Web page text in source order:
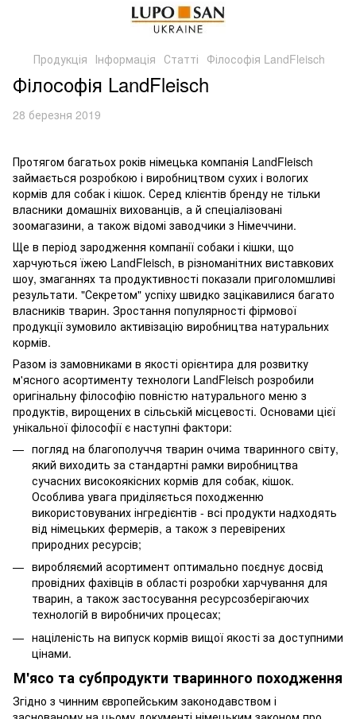
Продукція Інформація Статті Філософія LandFleisch
Філософія LandFleisch
28 березня 2019
Протягом багатьох років німецька компанія LandFleisch
займається розробкою і виробництвом сухих і вологих
кормів для собак і кішок. Серед клієнтів бренду не тільки
власники домашніх вихованців, а й спеціалізовані
зоомагазини, а також відомі заводчики з Німеччини.
Ще в період зародження компанії собаки і кішки, що
харчуються їжею LandFleisch, в різноманітних виставкових
шоу, змаганнях та продуктивності показали приголомшливі
результати. "Секретом" успіху швидко зацікавилися багато
власників тварин. Зростання популярності фірмової
продукції зумовило активізацію виробництва натуральних
кормів.
Разом із замовниками в якості орієнтира для розвитку
м'ясного асортименту технологи LandFleisch розробили
оригінальну філософію повністю натурального меню з
продуктів, вирощених в сільській місцевості. Основами цієї
унікальної філософії є ​​наступні фактори:
погляд на благополуччя тварин очима тваринного світу,
який виходить за стандартні рамки виробництва
сучасних високоякісних кормів для собак, кішок.
Особлива увага приділяється походженню
використовуваних інгредієнтів - всі продукти надходять
від німецьких фермерів, а також з перевірених
природних ресурсів;
виробляємий асортимент оптимально поєднує досвід
провідних фахівців в області розробки харчування для
тварин, а також застосування ресурсозберігаючих
технологій в виробничих процесах;
націленість на випуск кормів вищої якості за доступними
цінами.
М'ясо та субпродукти тваринного походження
Згідно з чинним європейським законодавством і